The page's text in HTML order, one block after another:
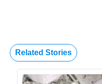
Related Stories